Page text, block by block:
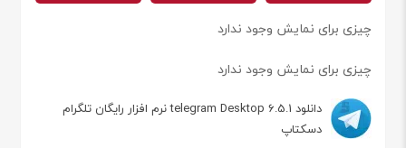
چیزی برای نمایش وجود ندارد
چیزی برای نمایش وجود ندارد
دانلود telegram Desktop 6.5.1 نرم افزار رایگان تلگرام
دسکتاپ